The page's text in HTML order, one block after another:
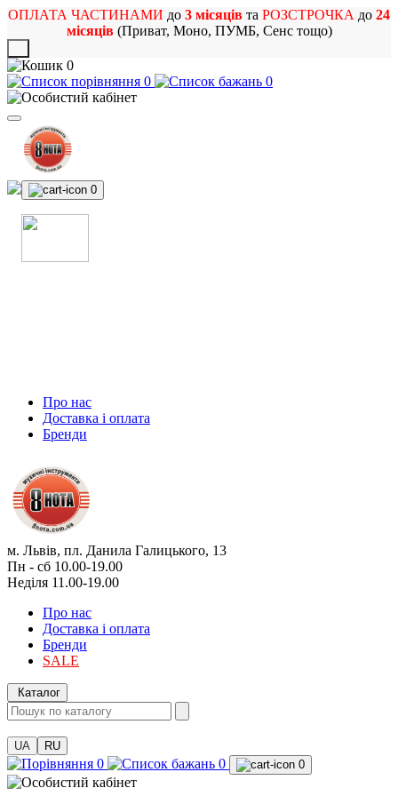
ОПЛАТА ЧАСТИНАМИ до 3 місяців та РОЗСТРОЧКА до 24
місяців(Приват, Моно, ПУМБ, Сенс тощо)
0
0
0
0
Про нас
Доставка і оплата
Бренди
м. Львів, пл. Данила Галицького, 13
Пн - сб 10.00-19.00
Неділя 11.00-19.00
Про нас
Доставка і оплата
Бренди
SALE
Каталог
UA RU
0 0 0